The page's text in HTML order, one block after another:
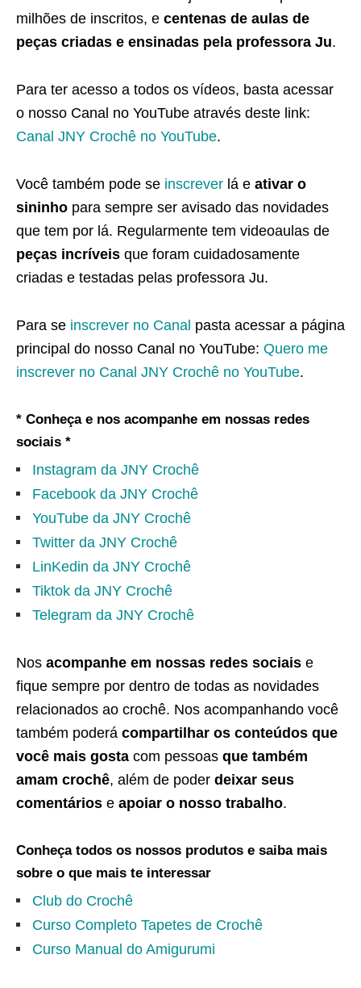
milhões de inscritos, e centenas de aulas de
peças criadas e ensinadas pela professora Ju.
Para ter acesso a todos os vídeos, basta acessar
o nosso Canal no YouTube através deste link:
Canal JNY Crochê no YouTube.
Você também pode se inscrever lá e ativar o
sininho para sempre ser avisado das novidades
que tem por lá. Regularmente tem videoaulas de
peças incríveis que foram cuidadosamente
criadas e testadas pelas professora Ju.
Para se inscrever no Canal pasta acessar a página
principal do nosso Canal no YouTube: Quero me
inscrever no Canal JNY Crochê no YouTube.
* Conheça e nos acompanhe em nossas redes
sociais *
Instagram da JNY Crochê
Facebook da JNY Crochê
YouTube da JNY Crochê
Twitter da JNY Crochê
LinKedin da JNY Crochê
Tiktok da JNY Crochê
Telegram da JNY Crochê
Nos acompanhe em nossas redes sociais e
fique sempre por dentro de todas as novidades
relacionados ao crochê. Nos acompanhando você
também poderá compartilhar os conteúdos que
você mais gosta com pessoas que também
amam crochê, além de poder deixar seus
comentários e apoiar o nosso trabalho.
Conheça todos os nossos produtos e saiba mais
sobre o que mais te interessar
Club do Crochê
Curso Completo Tapetes de Crochê
Curso Manual do Amigurumi